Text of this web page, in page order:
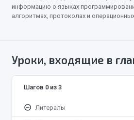
информацию о языках
алгоритмах, протоколах и
Уроки, входящие в
Шагов 0 из 3
remove_circle_outline Литералы